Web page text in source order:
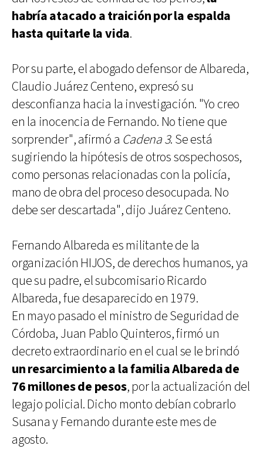
habría atacado a traición por la espalda
hasta quitarle la vida.
Por su parte, el abogado defensor de Albareda,
Claudio Juárez Centeno, expresó su
desconfianza hacia la investigación. "Yo creo
en la inocencia de Fernando. No tiene que
sorprender", afirmó a Cadena 3. Se está
sugiriendo la hipótesis de otros sospechosos,
como personas relacionadas con la policía,
mano de obra del proceso desocupada. No
debe ser descartada", dijo Juárez Centeno.
Fernando Albareda es militante de la
organización HIJOS, de derechos humanos, ya
que su padre, el subcomisario Ricardo
Albareda, fue desaparecido en 1979.
En mayo pasado el ministro de Seguridad de
Córdoba, Juan Pablo Quinteros, firmó un
decreto extraordinario en el cual se le brindó
un resarcimiento a la familia Albareda de
76 millones de pesos, por la actualización del
legajo policial. Dicho monto debían cobrarlo
Susana y Fernando durante este mes de
agosto.